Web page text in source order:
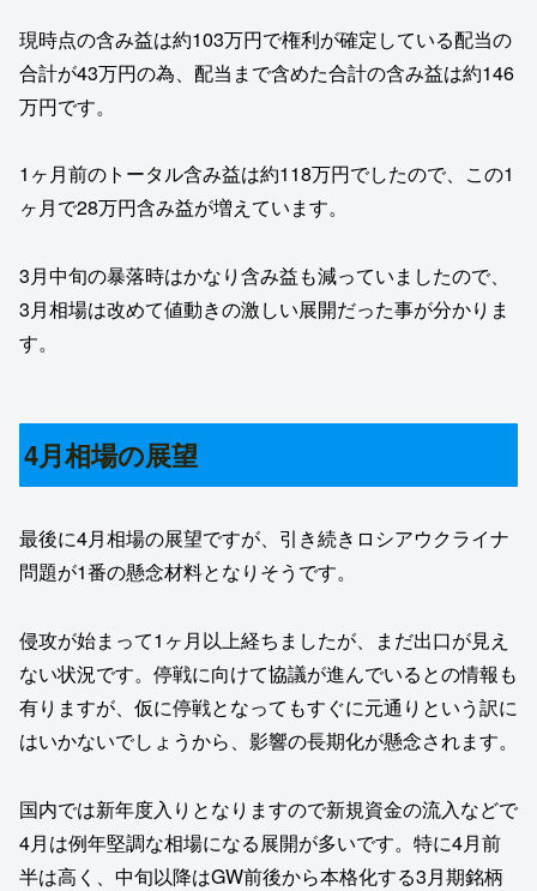
現時点の含み益は約103万円で権利が確定している配当の
合計が43万円の為、配当まで含めた合計の含み益は約146
万円です。
1ヶ月前のトータル含み益は約118万円でしたので、この1
ヶ月で28万円含み益が増えています。
3月中旬の暴落時はかなり含み益も減っていましたので、
3月相場は改めて値動きの激しい展開だった事が分かりま
す。
4月相場の展望
最後に4月相場の展望ですが、引き続きロシアウクライナ
問題が1番の懸念材料となりそうです。
侵攻が始まって1ヶ月以上経ちましたが、まだ出口が見え
ない状況です。停戦に向けて協議が進んでいるとの情報も
有りますが、仮に停戦となってもすぐに元通りという訳に
はいかないでしょうから、影響の長期化が懸念されます。
国内では新年度入りとなりますので新規資金の流入などで
4月は例年堅調な相場になる展開が多いです。特に4月前
半は高く、中旬以降はGW前後から本格化する3月期銘柄